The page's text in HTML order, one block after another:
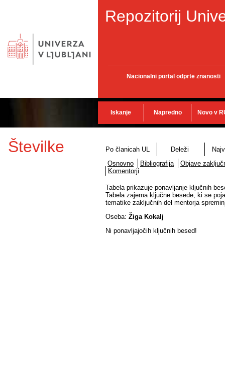
Repozitorij
Nacionalni portal odprte znanosti
Iskanje Napredno Novo v
Številke Po članicah UL Deleži
Osnovno
Bibliografija
Objave
Komentorji
Tabela prikazuje ponavljanje ključnih
Tabela zajema ključne besede, ki se
tematike zaključnih del mentorja
Oseba: Žiga Kokalj
Ni ponavljajočih ključnih besed!